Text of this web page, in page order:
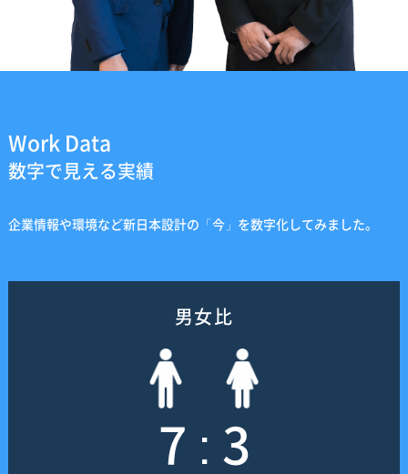
Work Data
数字で見える実績
企業情報や環境など新日本設計の「今」を数字化してみました。
男女比
7 : 3